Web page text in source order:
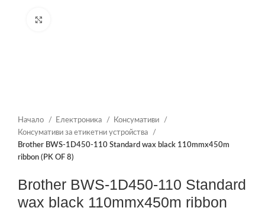
Начало Електроника
Консумативи
Консумативи за етикетни устройства
Brother BWS-1D450-110 Standard wax black 110mmx450m
ribbon (PK OF 8)
Brother BWS-1D450-110 Standard
wax black 110mmx450m ribbon